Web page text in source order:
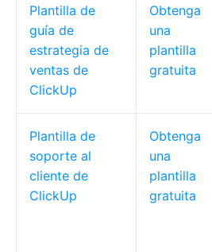
Plantilla de
guía de
estrategia de
ventas de
ClickUp
Obtenga
una
plantilla
gratuita
Plantilla de
soporte al
cliente de
ClickUp
Obtenga
una
plantilla
gratuita